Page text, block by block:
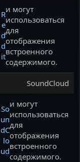
R
e
d
d
it
и могут
использоваться
для
отображения
встроенного
содержимого.
SoundCloud
So
un
dC
lo
ud
и могут
использоваться
для
отображения
встроенного
содержимого.